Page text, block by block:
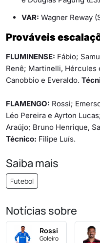
VAR: Wagner Reway
Prováveis
FLUMINENSE: Fábio;
Renê; Martinelli, Hércules
Canobbio e Everaldo.
FLAMENGO: Rossi;
Léo Pereira e Ayrton
Araújo; Bruno Henrique,
Técnico: Filipe Luís.
Saiba mais
Futebol
Notícias sobre
Rossi
Goleiro